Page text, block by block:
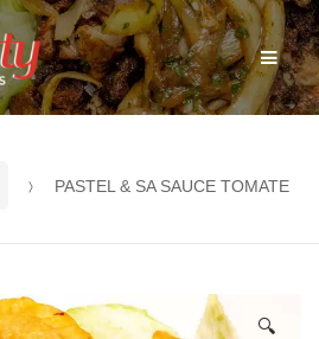
PASTEL & SA SAUCE TOMATE
🔍